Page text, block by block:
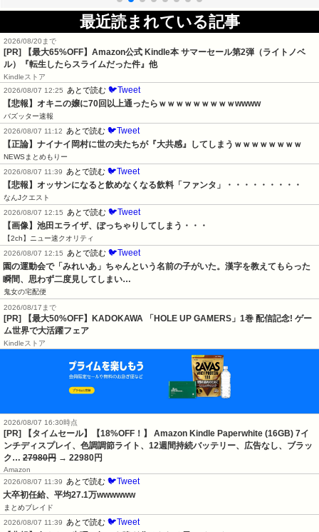
最近読まれている記事
2026/08/20まで
[PR]
【最大65%OFF】Amazon公式 Kindle本 サマーセール第2弾（ライトノベ
ル）『転生したらスライムだった件』他
Kindleストア
2026/08/07 12:25
あとで読む 🐦Tweet
【悲報】オキニの嬢に70回以上通ったらｗｗｗｗｗｗｗｗｗwwww
バズッター速報
2026/08/07 11:12
あとで読む 🐦Tweet
【正論】ナイナイ岡村に世の夫たちが『大共感』してしまうｗｗｗｗｗｗｗｗ
NEWSまとめもりー
2026/08/07 11:39
あとで読む 🐦Tweet
【悲報】オッサンになると飲めなくなる飲料「ファンタ」・・・・・・・・・
なんJクエスト
2026/08/07 12:15
あとで読む 🐦Tweet
【画像】池田エライザ、ぽっちゃりしてしまう・・・
【2ch】ニュー速クオリティ
2026/08/07 12:15
あとで読む 🐦Tweet
園の運動会で「みれいあ」ちゃんという名前の子がいた。漢字を教えてもらった
瞬間、思わず二度見してしまい…
鬼女の宅配便
2026/08/17まで
[PR] 【最大50%OFF】KADOKAWA 「HOLE UP GAMERS」1巻 配信記念! ゲー
ム世界で大活躍フェア
Kindleストア
2026/08/07 16:30時点
[PR] 【タイムセール】【18%OFF！】 Amazon Kindle Paperwhite (16GB) 7イ
ンチディスプレイ、色調調節ライト、12週間持続バッテリー、広告なし、ブラッ
ク… 27980円 → 22980円
Amazon
2026/08/07 11:39
あとで読む 🐦Tweet
大卒初任給、平均27.1万wwwwww
まとめブレイド
2026/08/07 11:39
あとで読む 🐦Tweet